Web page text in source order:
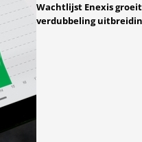
Wachtlijst Enexis
verdubbeling